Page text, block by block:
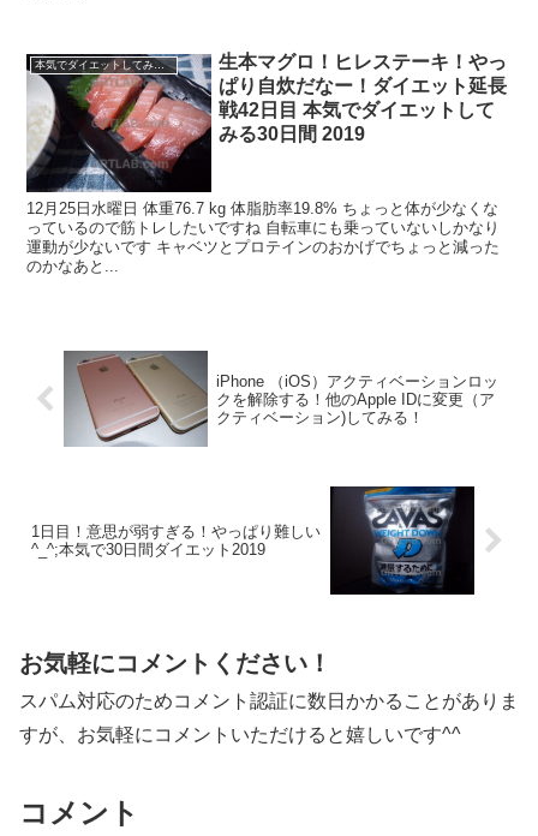
本気でダイエットしてみる30日間！2019.11 -
生本マグロ！ヒレステーキ！やっ
ぱり自炊だなー！ダイエット延長
戦42日目 本気でダイエットして
みる30日間 2019
12月25日水曜日 体重76.7 kg 体脂肪率19.8% ちょっと体が少なくな
っているので筋トレしたいですね 自転車にも乗っていないしかなり
運動が少ないです キャベツとプロテインのおかげでちょっと減った
のかなあと...
iPhone （iOS）アクティベーションロッ
クを解除する！他のApple IDに変更（ア
クティベーション)してみる！
1日目！意思が弱すぎる！やっぱり難しい
^_^;本気で30日間ダイエット2019
お気軽にコメントください！
スパム対応のためコメント認証に数日かかることがありま
すが、お気軽にコメントいただけると嬉しいです^^
コメント